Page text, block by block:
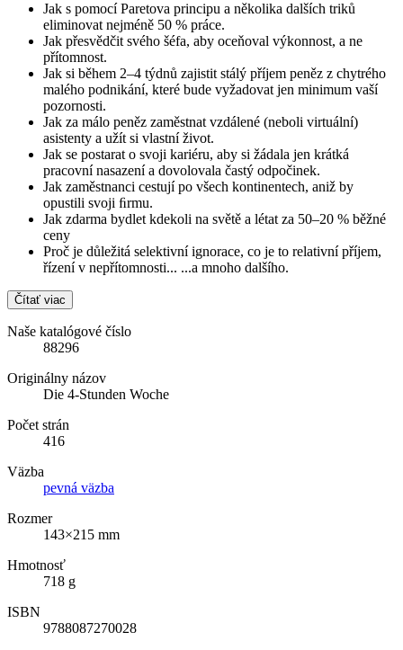
Jak s pomocí Paretova principu a několika dalších triků
eliminovat nejméně 50 % práce.
Jak přesvědčit svého šéfa, aby oceňoval výkonnost, a ne
přítomnost.
Jak si během 2–4 týdnů zajistit stálý příjem peněz z chytrého
malého podnikání, které bude vyžadovat jen minimum vaší
pozornosti.
Jak za málo peněz zaměstnat vzdálené (neboli virtuální)
asistenty a užít si vlastní život.
Jak se postarat o svoji kariéru, aby si žádala jen krátká
pracovní nasazení a dovolovala častý odpočinek.
Jak zaměstnanci cestují po všech kontinentech, aniž by
opustili svoji ﬁrmu.
Jak zdarma bydlet kdekoli na světě a létat za 50–20 % běžné
ceny
Proč je důležitá selektivní ignorace, co je to relativní příjem,
řízení v nepřítomnosti... ...a mnoho dalšího.
Čítať viac
Naše katalógové číslo
88296
Originálny názov
Die 4-Stunden Woche
Počet strán
416
Väzba
pevná väzba
Rozmer
143×215 mm
Hmotnosť
718 g
ISBN
9788087270028